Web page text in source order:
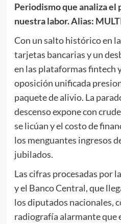
Periodismo que analiza el
nuestra labor. Alias:
Con un salto histórico en
tarjetas bancarias y un
en las plataformas fintech
oposición unificada
paquete de alivio. La
descenso expone con
se licúan y el costo de
los menguantes ingresos
jubilados.
Las cifras procesadas por
y el Banco Central, que
los diputados nacionales,
radiografía alarmante que